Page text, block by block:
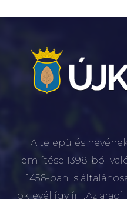
A település
említése 1398-ból
1456-ban is
oklevél így ír: „Az